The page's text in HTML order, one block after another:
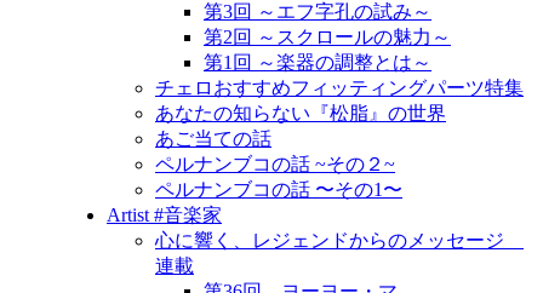
第3回 ～エフ字孔の試み～
第2回 ～スクロールの魅力～
第1回 ～楽器の調整とは～
チェロおすすめフィッティングパーツ特集
あなたの知らない『松脂』の世界
あご当ての話
ペルナンブコの話 ~その２~
ペルナンブコの話 〜その1〜
Artist #音楽家
心に響く、レジェンドからのメッセージ
連載